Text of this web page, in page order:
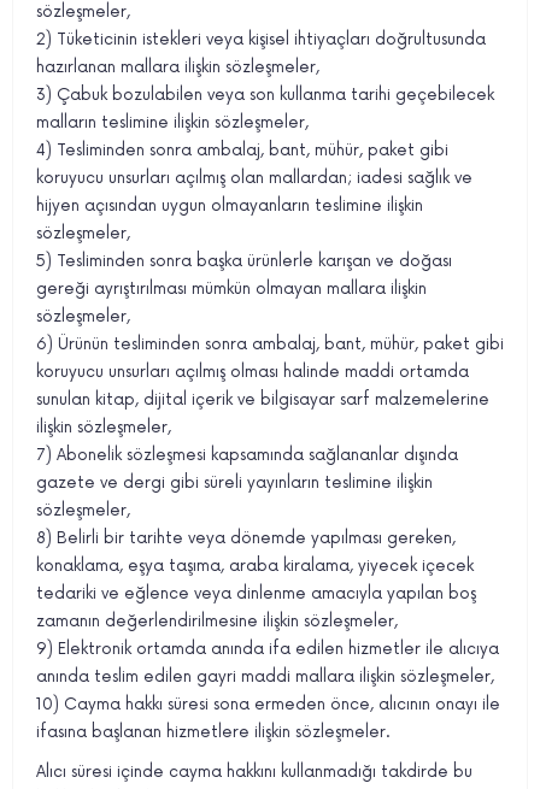
sözleşmeler,
2) Tüketicinin istekleri veya kişisel ihtiyaçları doğrultusunda
hazırlanan mallara ilişkin sözleşmeler,
3) Çabuk bozulabilen veya son kullanma tarihi geçebilecek
malların teslimine ilişkin sözleşmeler,
4) Tesliminden sonra ambalaj, bant, mühür, paket gibi
koruyucu unsurları açılmış olan mallardan; iadesi sağlık ve
hijyen açısından uygun olmayanların teslimine ilişkin
sözleşmeler,
5) Tesliminden sonra başka ürünlerle karışan ve doğası
gereği ayrıştırılması mümkün olmayan mallara ilişkin
sözleşmeler,
6) Ürünün tesliminden sonra ambalaj, bant, mühür, paket gibi
koruyucu unsurları açılmış olması halinde maddi ortamda
sunulan kitap, dijital içerik ve bilgisayar sarf malzemelerine
ilişkin sözleşmeler,
7) Abonelik sözleşmesi kapsamında sağlananlar dışında
gazete ve dergi gibi süreli yayınların teslimine ilişkin
sözleşmeler,
8) Belirli bir tarihte veya dönemde yapılması gereken,
konaklama, eşya taşıma, araba kiralama, yiyecek içecek
tedariki ve eğlence veya dinlenme amacıyla yapılan boş
zamanın değerlendirilmesine ilişkin sözleşmeler,
9) Elektronik ortamda anında ifa edilen hizmetler ile alıcıya
anında teslim edilen gayri maddi mallara ilişkin sözleşmeler,
10) Cayma hakkı süresi sona ermeden önce, alıcının onayı ile
ifasına başlanan hizmetlere ilişkin sözleşmeler.
Alıcı süresi içinde cayma hakkını kullanmadığı takdirde bu